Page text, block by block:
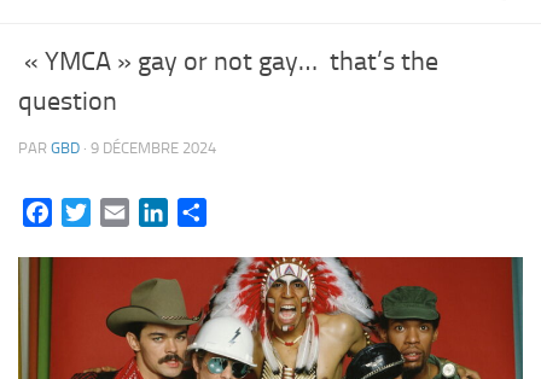
« YMCA » gay or not gay… that’s the
question
PAR GBD · 9 DÉCEMBRE 2024
FacebookTwitterEmail LinkedIn